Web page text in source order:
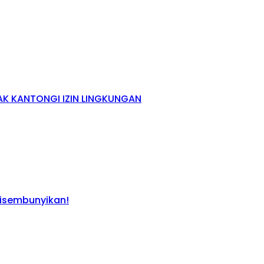
KANTONGI IZIN LINGKUNGAN